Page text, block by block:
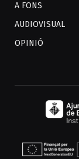
A FONS
AUDIOVISUAL
OPINIÓ